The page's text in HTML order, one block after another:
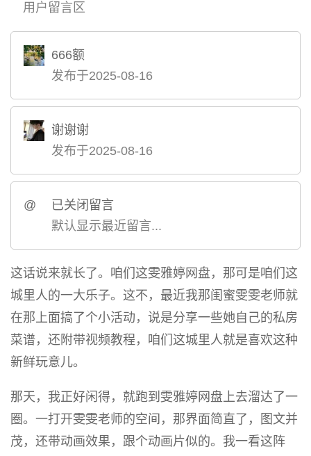
用户留言区
666额
发布于2025-08-16
谢谢谢
发布于2025-08-16
@
已关闭留言
默认显示最近留言...
这话说来就长了。咱们这雯雅婷网盘，那可是咱们这
城里人的一大乐子。这不，最近我那闺蜜雯雯老师就
在那上面搞了个小活动，说是分享一些她自己的私房
菜谱，还附带视频教程，咱们这城里人就是喜欢这种
新鲜玩意儿。
那天，我正好闲得，就跑到雯雅婷网盘上去溜达了一
圈。一打开雯雯老师的空间，那界面简直了，图文并
茂，还带动画效果，跟个动画片似的。我一看这阵